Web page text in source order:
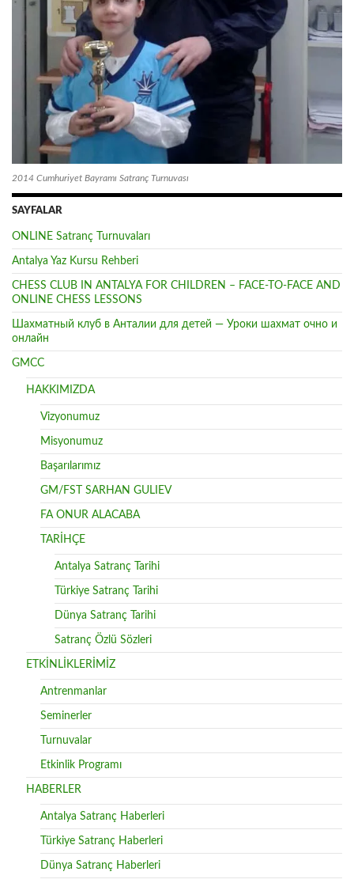
2014 Cumhuriyet Bayramı Satranç Turnuvası
SAYFALAR
ONLINE Satranç Turnuvaları
Antalya Yaz Kursu Rehberi
CHESS CLUB IN ANTALYA FOR CHILDREN – FACE-TO-FACE AND
ONLINE CHESS LESSONS
Шахматный клуб в Анталии для детей — Уроки шахмат очно и
онлайн
GMCC
HAKKIMIZDA
Vizyonumuz
Misyonumuz
Başarılarımız
GM/FST SARHAN GULIEV
FA ONUR ALACABA
TARİHÇE
Antalya Satranç Tarihi
Türkiye Satranç Tarihi
Dünya Satranç Tarihi
Satranç Özlü Sözleri
ETKİNLİKLERİMİZ
Antrenmanlar
Seminerler
Turnuvalar
Etkinlik Programı
HABERLER
Antalya Satranç Haberleri
Türkiye Satranç Haberleri
Dünya Satranç Haberleri